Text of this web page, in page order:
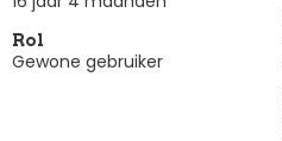
Rol
Gewone gebruiker